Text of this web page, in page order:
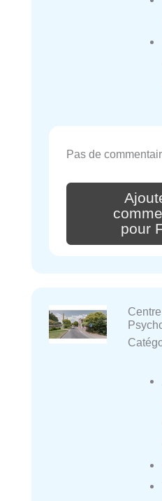
Pas de
pour